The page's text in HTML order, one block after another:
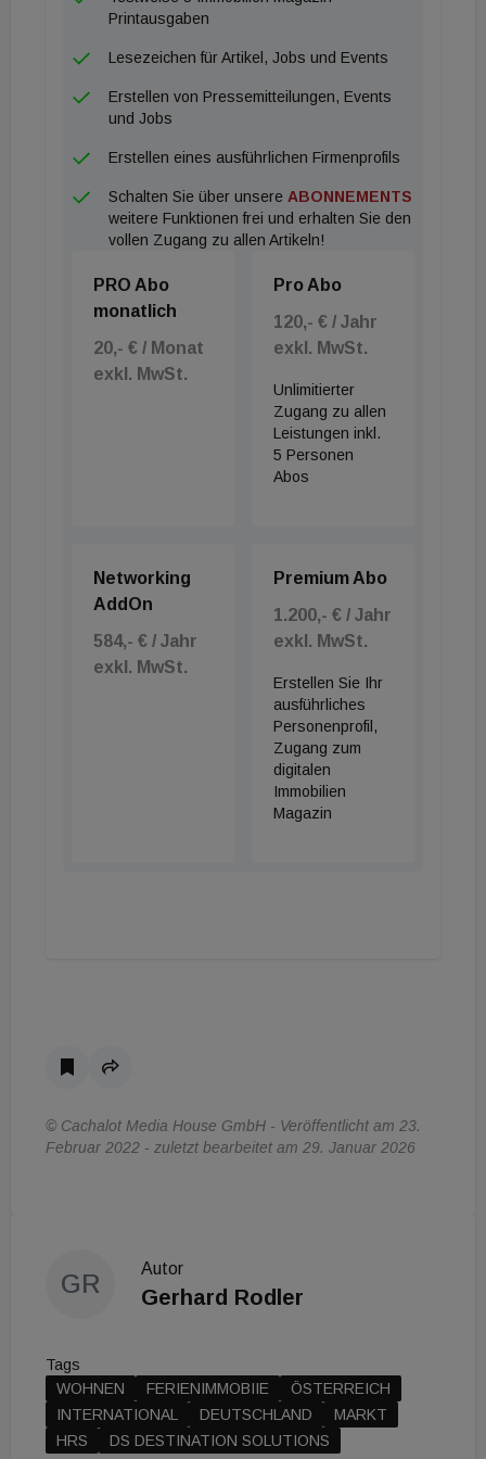
Juni sind es noch 48 Prozent - im Monat darauf 47
Prozent. Recht beliebt ist darüber hinaus die
der bekanntesten Regionen seinen Sommerurlaub
frei ist im Erzgebirge. Ähnlich schaut es in der Rhön
aus. Weitere Regionen mit großer Auswahl sind die
Eifel, das Sauerland, der Thüringer Wald oder die
Printausgaben
Lesezeichen für Artikel, Jobs und Events
Erstellen von Pressemitteilungen, Events
und Jobs
Erstellen eines ausführlichen Firmenprofils
Schalten Sie über unsere ABONNEMENTS
weitere Funktionen frei und erhalten Sie den
vollen Zugang zu allen Artikeln!
PRO Abo
monatlich
20,- € / Monat
exkl. MwSt.
Pro Abo
120,- € / Jahr
exkl. MwSt.
Unlimitierter
Zugang zu allen
Leistungen inkl.
5 Personen
Abos
Networking
AddOn
584,- € / Jahr
exkl. MwSt.
Premium Abo
1.200,- € / Jahr
exkl. MwSt.
Erstellen Sie Ihr
ausführliches
Personenprofil,
Zugang zum
digitalen
Immobilien
Magazin
© Cachalot Media House GmbH - Veröffentlicht am 23.
Februar 2022 - zuletzt bearbeitet am 29. Januar 2026
GR
Autor
Gerhard Rodler
Tags
WOHNEN
FERIENIMMOBIIE
ÖSTERREICH
INTERNATIONAL
DEUTSCHLAND
MARKT
HRS
DS DESTINATION SOLUTIONS